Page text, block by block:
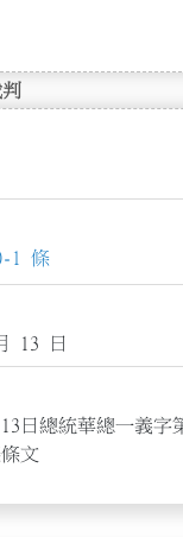
1 條
13 日
日總統華總一義字
文